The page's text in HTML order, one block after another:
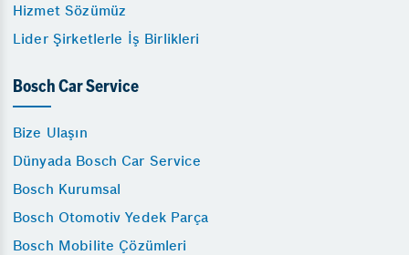
Hizmet Sözümüz
Lider Şirketlerle İş Birlikleri
Bosch Car Service
Bize Ulaşın
Dünyada Bosch Car Service
Bosch Kurumsal
Bosch Otomotiv Yedek Parça
Bosch Mobilite Çözümleri